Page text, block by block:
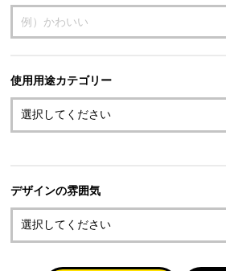
使用用途カテゴリー
デザインの雰囲気